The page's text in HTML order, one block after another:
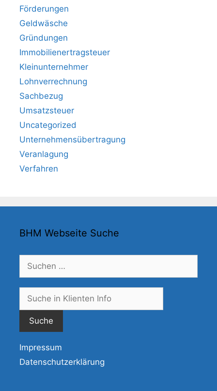
Förderungen
Geldwäsche
Gründungen
Immobilienertragsteuer
Kleinunternehmer
Lohnverrechnung
Sachbezug
Umsatzsteuer
Uncategorized
Unternehmensübertragung
Veranlagung
Verfahren
BHM Webseite Suche
Suchen
nach:
Impressum
Datenschutzerklärung